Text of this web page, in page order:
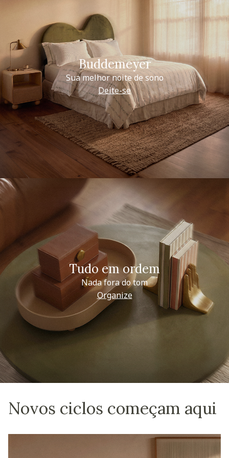
Buddemeyer
Sua melhor noite de sono
Deite-se
Tudo em ordem
Nada fora do tom
Organize
Novos ciclos começam aqui